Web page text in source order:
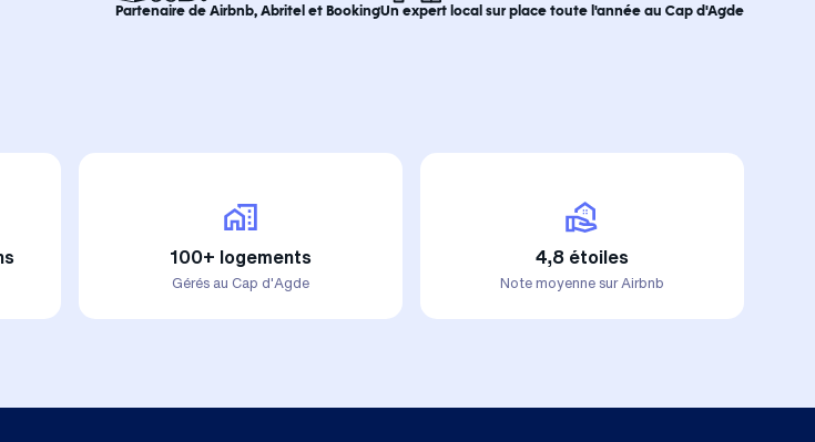
Partenaire de Airbnb, Abritel et BookingUn expert local sur place toute l'année au Cap d'Agde
100+ logements
Gérés au Cap d'Agde
4,8 étoiles
Note moyenne sur Airbnb